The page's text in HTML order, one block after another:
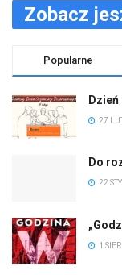
Zobacz
Popularne
27
Do
22
1